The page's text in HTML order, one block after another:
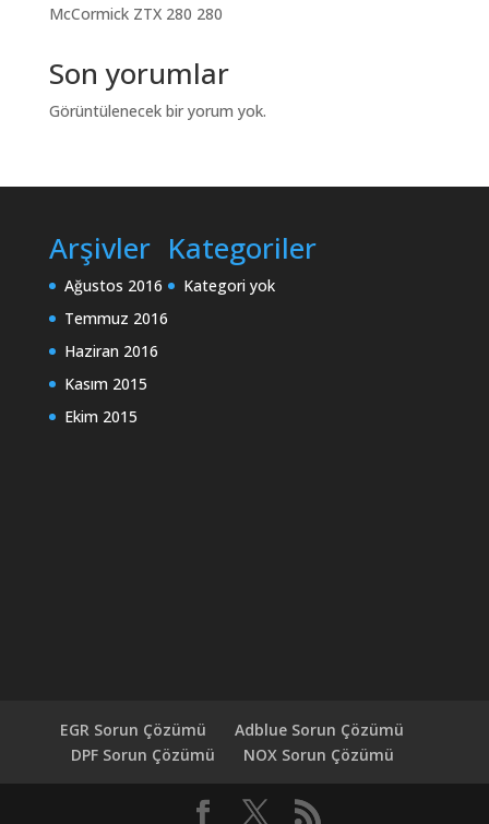
McCormick ZTX 280 280
Son yorumlar
Görüntülenecek bir yorum yok.
Arşivler
Ağustos 2016
Temmuz 2016
Haziran 2016
Kasım 2015
Ekim 2015
Kategoriler
Kategori yok
EGR Sorun Çözümü
Adblue Sorun Çözümü
DPF Sorun Çözümü
NOX Sorun Çözümü